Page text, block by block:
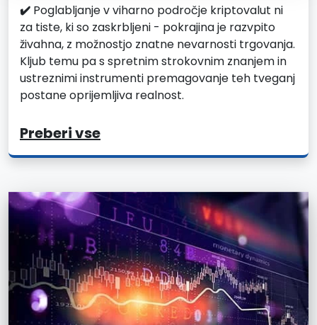
✔️ Poglabljanje v viharno področje kriptovalut ni
za tiste, ki so zaskrbljeni - pokrajina je razvpito
živahna, z možnostjo znatne nevarnosti trgovanja.
Kljub temu pa s spretnim strokovnim znanjem in
ustreznimi instrumenti premagovanje teh tveganj
postane oprijemljiva realnost.
Preberi vse